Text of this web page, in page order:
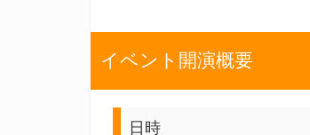
イベント開演概要
日時